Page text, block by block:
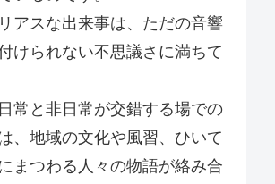
アスな出来事は、ただの音響
けられない不思議さに満ちて
常と非日常が交錯する場での
、地域の文化や風習、ひいて
まつわる人々の物語が絡み合